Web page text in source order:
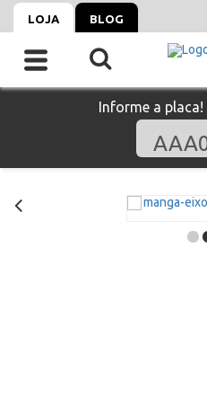
LOJA BLOG
Informe a placa!